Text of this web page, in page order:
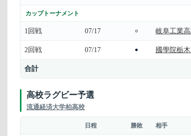
カップトーナメント
1回戦 07/17 ○ 岐阜工業
2回戦 07/17 ● 國學院栃
合計
高校ラグビー予選
流通経済大学柏高校
日程 勝敗 相手